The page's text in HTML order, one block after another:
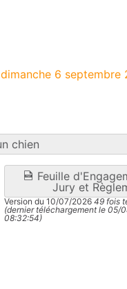
6 septembre
chien
Feuille
Jury et
Version du 10/07/2026 49 fois
(dernier téléchargement le 05/
08:32:54)